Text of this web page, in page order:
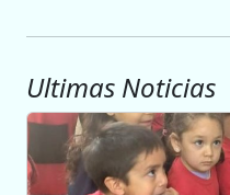
Ultimas Noticias